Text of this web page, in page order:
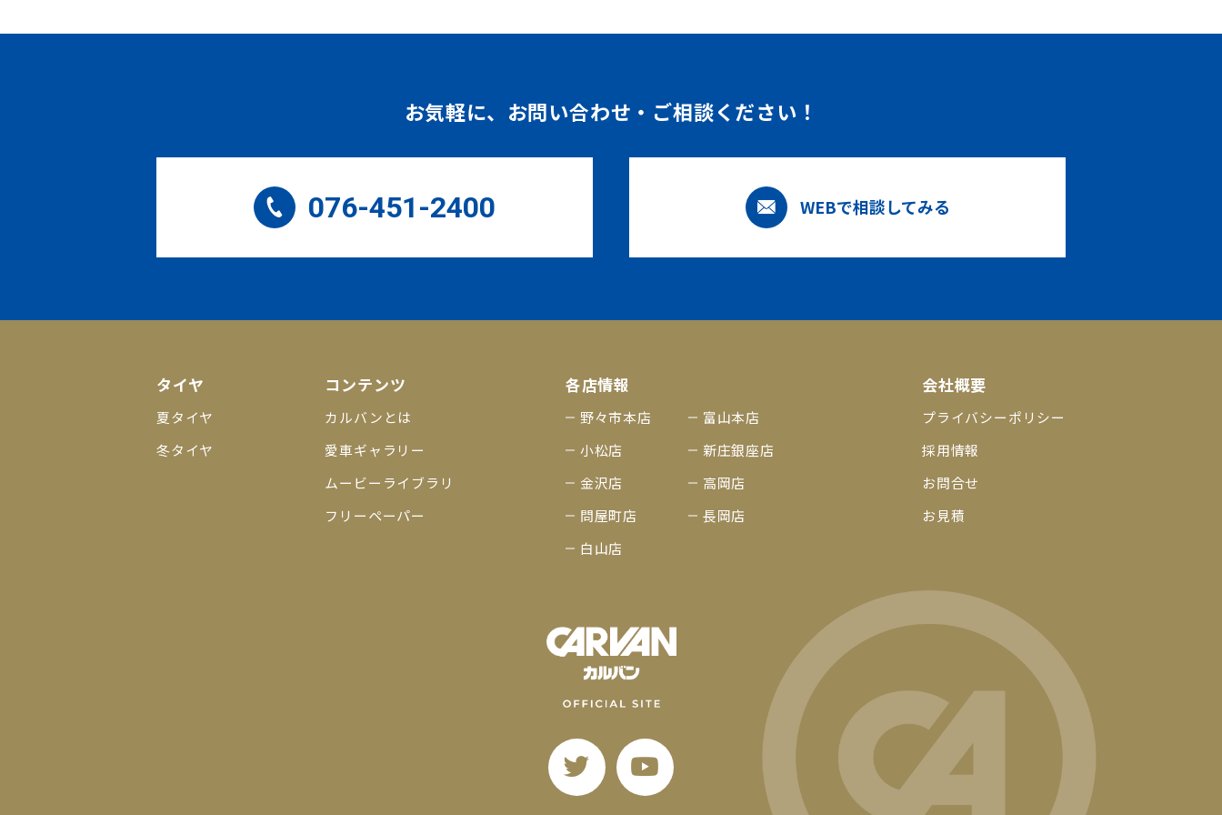
お気軽に、 お問い合わせ・ご相談ください！
076-451-2400 WEBで相談してみる
タイヤ
夏タイヤ
冬タイヤ
コンテンツ
カルバンとは
愛車ギャラリー
ムービーライブラリ
フリーペーパー
各店情報
野々市本店
富山本店
小松店
新庄銀座店
金沢店
高岡店
問屋町店
長岡店
白山店
会社概要
プライバシーポリシー
採用情報
お問合せ
お見積